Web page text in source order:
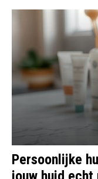
Persoonlijke